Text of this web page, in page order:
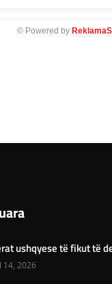
© Powered by
ushqyese të fikut të
14, 2026